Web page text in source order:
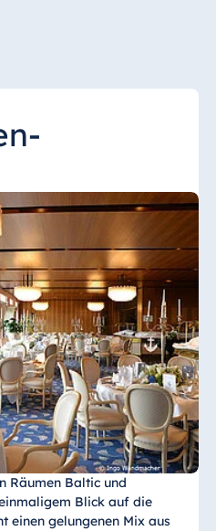
Räumen Baltic und
Blick auf die
einen gelungenen Mix aus